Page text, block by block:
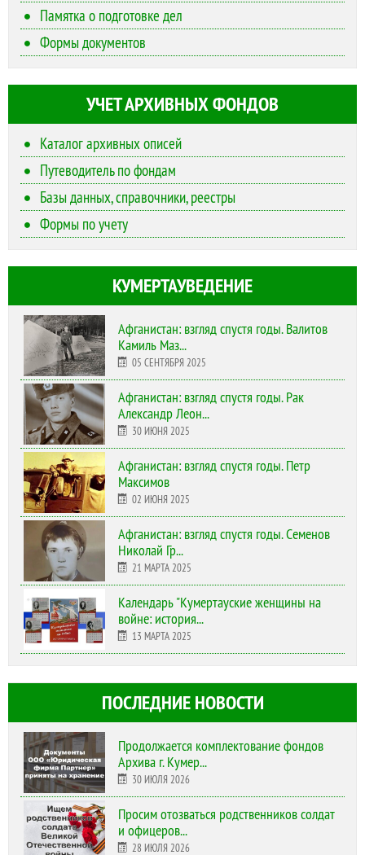
Памятка о подготовке дел
Формы документов
УЧЕТ АРХИВНЫХ ФОНДОВ
Каталог архивных описей
Путеводитель по фондам
Базы данных, справочники, реестры
Формы по учету
КУМЕРТАУВЕДЕНИЕ
Афганистан: взгляд спустя годы. Валитов
Камиль Маз...
05 СЕНТЯБРЯ 2025
Афганистан: взгляд спустя годы. Рак
Александр Леон...
30 ИЮНЯ 2025
Афганистан: взгляд спустя годы. Петр
Максимов
02 ИЮНЯ 2025
Афганистан: взгляд спустя годы. Семенов
Николай Гр...
21 МАРТА 2025
Календарь "Кумертауские женщины на
войне: история...
13 МАРТА 2025
ПОСЛЕДНИЕ НОВОСТИ
Продолжается комплектование фондов
Архива г. Кумер...
30 ИЮЛЯ 2026
Просим отозваться родственников солдат
и офицеров...
28 ИЮЛЯ 2026